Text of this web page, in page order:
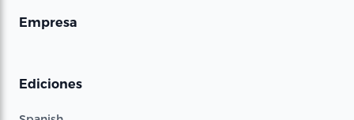
Empresa
Ediciones